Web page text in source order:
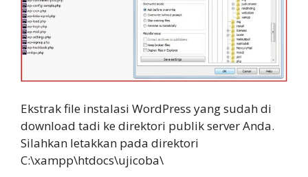
Ekstrak file instalasi WordPress yang sudah di
download tadi ke direktori publik server Anda.
Silahkan letakkan pada direktori
C:\xampp\htdocs\ujicoba\